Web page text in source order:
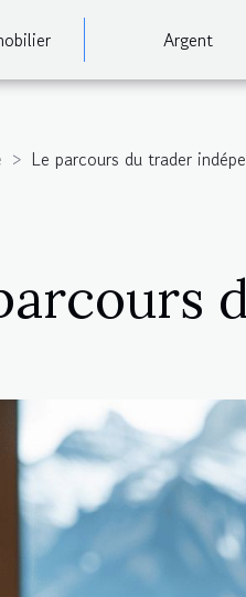
Argent
Le parcours du trader